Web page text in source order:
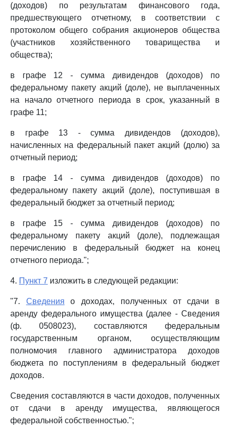
(доходов) по результатам финансового года,
предшествующего отчетному, в соответствии с
протоколом общего собрания акционеров общества
(участников хозяйственного товарищества и
общества);
в графе 12 - сумма дивидендов (доходов) по
федеральному пакету акций (доле), не выплаченных
на начало отчетного периода в срок, указанный в
графе 11;
в графе 13 - сумма дивидендов (доходов),
начисленных на федеральный пакет акций (долю) за
отчетный период;
в графе 14 - сумма дивидендов (доходов) по
федеральному пакету акций (доле), поступившая в
федеральный бюджет за отчетный период;
в графе 15 - сумма дивидендов (доходов) по
федеральному пакету акций (доле), подлежащая
перечислению в федеральный бюджет на конец
отчетного периода.";
4. Пункт 7 изложить в следующей редакции:
"7. Сведения о доходах, полученных от сдачи в
аренду федерального имущества (далее - Сведения
(ф. 0508023), составляются федеральным
государственным органом, осуществляющим
полномочия главного администратора доходов
бюджета по поступлениям в федеральный бюджет
доходов.
Сведения составляются в части доходов, полученных
от сдачи в аренду имущества, являющегося
федеральной собственностью.";